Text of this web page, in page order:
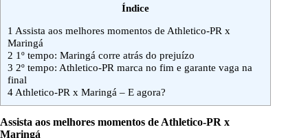
Índice
1 Assista aos melhores momentos de Athletico-PR x
Maringá
2 1º tempo: Maringá corre atrás do prejuízo
3 2º tempo: Athletico-PR marca no fim e garante vaga na
final
4Athletico-PR x Maringá – E agora?
Assista aos melhores momentos de Athletico-PR x
Maringá